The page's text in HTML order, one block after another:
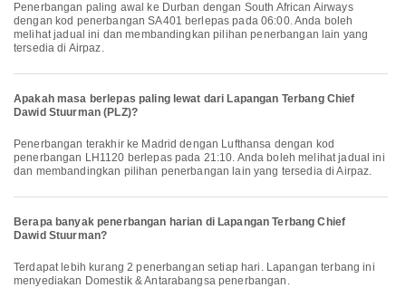
Penerbangan paling awal ke Durban dengan South African Airways
dengan kod penerbangan SA401 berlepas pada 06:00. Anda boleh
melihat jadual ini dan membandingkan pilihan penerbangan lain yang
tersedia di Airpaz.
Apakah masa berlepas paling lewat dari Lapangan Terbang Chief
Dawid Stuurman (PLZ)?
Penerbangan terakhir ke Madrid dengan Lufthansa dengan kod
penerbangan LH1120 berlepas pada 21:10. Anda boleh melihat jadual ini
dan membandingkan pilihan penerbangan lain yang tersedia di Airpaz.
Berapa banyak penerbangan harian di Lapangan Terbang Chief
Dawid Stuurman?
Terdapat lebih kurang 2 penerbangan setiap hari. Lapangan terbang ini
menyediakan Domestik & Antarabangsa penerbangan.